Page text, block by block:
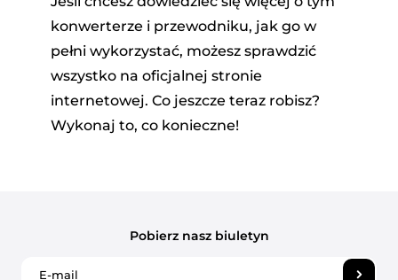
konwerterze i przewodniku, jak go w
pełni wykorzystać, możesz sprawdzić
wszystko na oficjalnej stronie
internetowej. Co jeszcze teraz robisz?
Wykonaj to, co konieczne!
Pobierz nasz biuletyn